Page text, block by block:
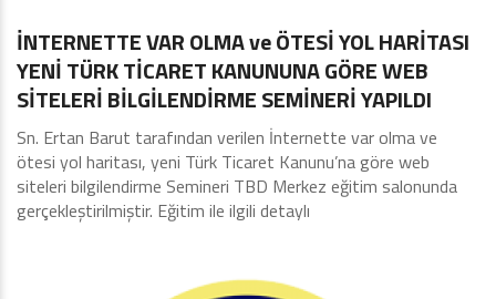
İNTERNETTE VAR OLMA ve ÖTESİ YOL HARİTASI
YENİ TÜRK TİCARET KANUNUNA GÖRE WEB
SİTELERİ BİLGİLENDİRME SEMİNERİ YAPILDI
Sn. Ertan Barut tarafından verilen İnternette var olma ve
ötesi yol haritası, yeni Türk Ticaret Kanunu’na göre web
siteleri bilgilendirme Semineri TBD Merkez eğitim salonunda
gerçekleştirilmiştir. Eğitim ile ilgili detaylı